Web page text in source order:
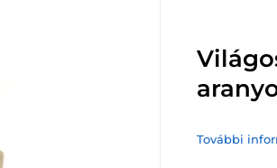
További